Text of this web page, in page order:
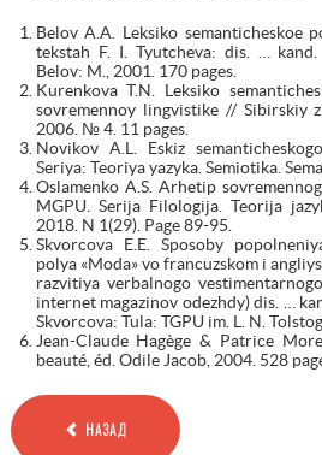
Belov A.A. Leksiko semanticheskoe
tekstah F. I. Tyutcheva: dis. …
Belov: M., 2001. 170 pages.
Kurenkova T.N. Leksiko
sovremennoy lingvistike // Sibirskiy
2006. № 4. 11 pages.
Novikov A.L. Eskiz
Seriya: Teoriya yazyka. Semiotika.
Oslamenko A.S. Arhetip
MGPU. Serija Filologija. Teorija
2018. N 1(29). Page 89-95.
Skvorcova E.E. Sposoby
polya «Moda» vo francuzskom i
razvitiya verbalnogo
internet magazinov odezhdy) dis. …
Skvorcova: Tula: TGPU im. L. N.
Jean-Claude Hagège & ‎Patrice
beauté, éd. Odile Jacob, 2004. 528
НАЗАД